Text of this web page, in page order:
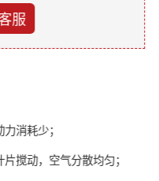
服
消耗少；
搅动，空气分散均匀；